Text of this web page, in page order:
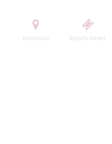
Контакты Купить билет